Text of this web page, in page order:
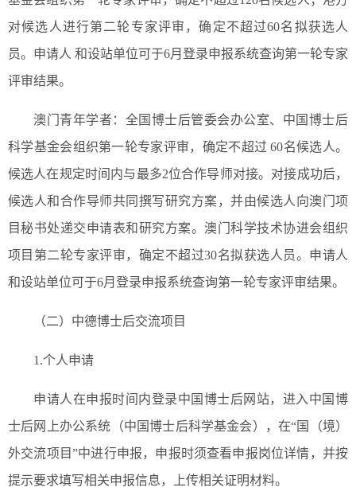
对候选人进行第二轮专家评审，确定不超过60名拟获选人
员。申请人 和设站单位可于6月登录申报系统查询第一轮专家
评审结果。
澳门青年学者：全国博士后管委会办公室、中国博士后
科学基金会组织第一轮专家评审，确定不超过 60名候选人。
候选人在规定时间内与最多2位合作导师对接。对接成功后，
候选人和合作导师共同撰写研究方案，并由候选人向澳门项
目秘书处递交申请表和研究方案。澳门科学技术协进会组织
项目第二轮专家评审，确定不超过30名拟获选人员。申请人
和设站单位可于6月登录申报系统查询第一轮专家评审结果。
（二）中德博士后交流项目
1.个人申请
申请人在申报时间内登录中国博士后网站，进入中国博
士后网上办公系统（中国博士后科学基金会），在“国（境）
外交流项目”中进行申报，申报时须查看申报岗位详情，并按
提示要求填写相关申报信息，上传相关证明材料。